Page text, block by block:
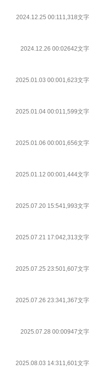
2024.12.25 00:111,318文字
2024.12.26 00:02642文字
2025.01.03 00:001,623文字
2025.01.04 00:011,599文字
2025.01.06 00:001,656文字
2025.01.12 00:001,444文字
2025.07.20 15:541,993文字
2025.07.21 17:042,313文字
2025.07.25 23:501,607文字
2025.07.26 23:341,367文字
2025.07.28 00:00947文字
2025.08.03 14:311,601文字